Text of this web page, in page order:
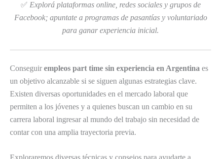
✅ Explorá plataformas online, redes sociales y grupos de
Facebook; apuntate a programas de pasantías y voluntariado
para ganar experiencia inicial.
Conseguir empleos part time sin experiencia en Argentina es
un objetivo alcanzable si se siguen algunas estrategias clave.
Existen diversas oportunidades en el mercado laboral que
permiten a los jóvenes y a quienes buscan un cambio en su
carrera laboral ingresar al mundo del trabajo sin necesidad de
contar con una amplia trayectoria previa.